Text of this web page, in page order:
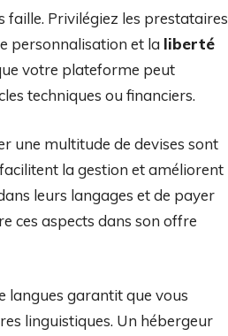
faille. Privilégiez les prestataires
personnalisation et la liberté
votre plateforme peut
techniques ou financiers.
une multitude de devises sont
la gestion et améliorent
leurs langages et de payer
ces aspects dans son offre
langues garantit que vous
linguistiques. Un hébergeur